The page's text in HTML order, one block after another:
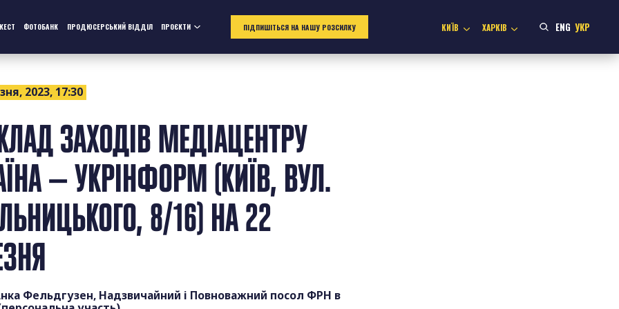
ФОТОБАНК ПРОДЮСЕРСЬКИЙ ВІДДІЛ ПРОЄКТИ ПІДПИШІТЬСЯ НА НАШУ РОЗСИЛКУ КИЇВ ХАРКІВ ENG УКР
2023, 17:30
ЗАХОДІВ МЕДІАЦЕНТРУ
— УКРІНФОРМ (КИЇВ, ВУЛ.
8/16) НА 22
Фельдгузен, Надзвичайний і Повноважний посол ФРН в